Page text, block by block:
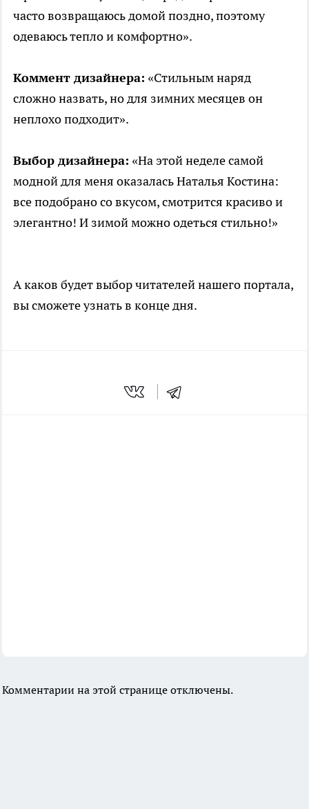
часто возвращаюсь домой поздно, поэтому
одеваюсь тепло и комфортно».
Коммент дизайнера: «Стильным наряд
сложно назвать, но для зимних месяцев он
неплохо подходит».
Выбор дизайнера: «На этой неделе самой
модной для меня оказалась Наталья Костина:
все подобрано со вкусом, смотрится красиво и
элегантно! И зимой можно одеться стильно!»
А каков будет выбор читателей нашего портала,
вы сможете узнать в конце дня.
Комментарии на этой странице отключены.